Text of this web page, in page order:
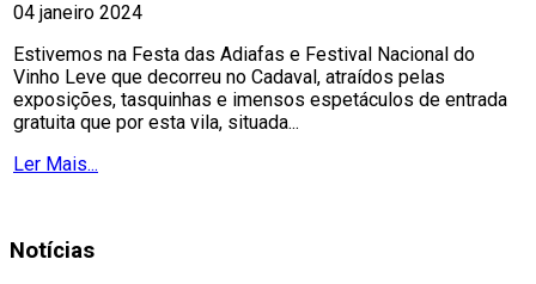
04 janeiro 2024
Estivemos na Festa das Adiafas e Festival Nacional do
Vinho Leve que decorreu no Cadaval, atraídos pelas
exposições, tasquinhas e imensos espetáculos de entrada
gratuita que por esta vila, situada...
Ler Mais...
Notícias